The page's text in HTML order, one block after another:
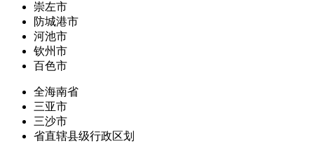
崇左市
防城港市
河池市
钦州市
百色市
全海南省
三亚市
三沙市
省直辖县级行政区划